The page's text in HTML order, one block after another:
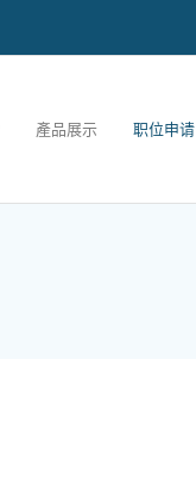
產品展示 职位申请